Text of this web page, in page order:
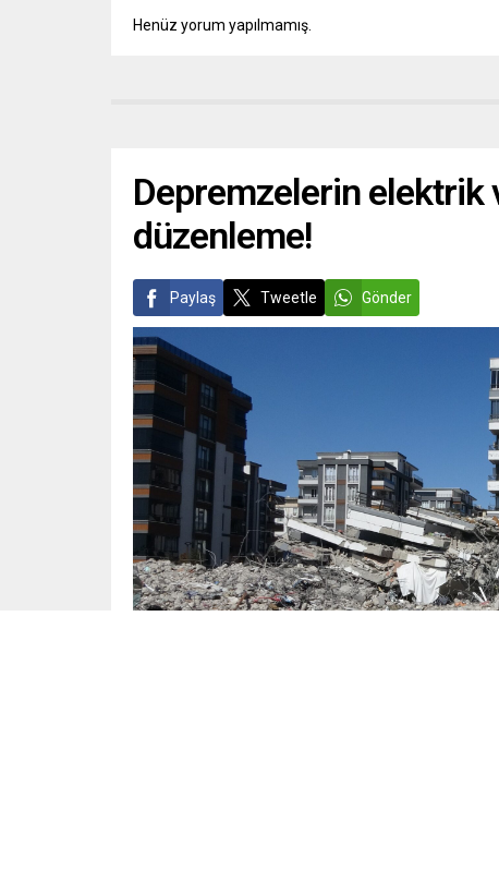
Henüz yorum yapılmamış.
Depremzelerin elektrik
düzenleme!
Paylaş Tweetle Gönder